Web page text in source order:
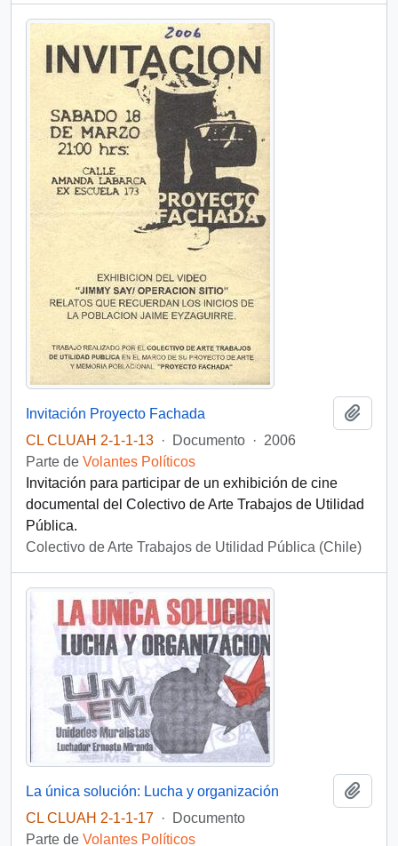
Invitación Proyecto Fachada
CL CLUAH 2-1-1-13 · Documento · 2006
Parte de Volantes Políticos
Invitación para participar de un exhibición de cine
documental del Colectivo de Arte Trabajos de Utilidad
Pública.
Colectivo de Arte Trabajos de Utilidad Pública (Chile)
La única solución: Lucha y organización
CL CLUAH 2-1-1-17 ·
Documento
Parte de Volantes Políticos